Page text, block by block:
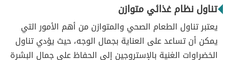
تناول نظام غذائي متوازن
يعتبر تناول الطعام الصحي والمتوازن من أهم الأمور التي
يمكن أن تساعد على العناية بجمال الوجه، حيث يؤدي تناول
الخضراوات الغنية بالإستروجين إلى الحفاظ على جمال البشرة